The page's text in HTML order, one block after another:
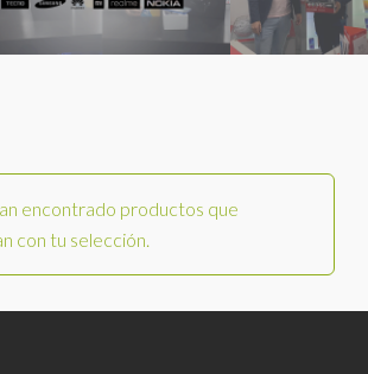
encontrado productos que
con tu selección.